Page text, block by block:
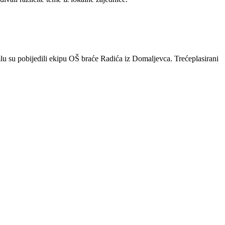
su pobijedili ekipu OŠ braće Radića iz Domaljevca. Trećeplasirani